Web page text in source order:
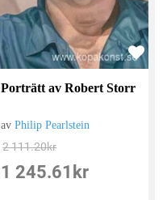
Porträtt av Robert Storr
avPhilip Pearlstein
2 111.20kr
1 245.61 kr